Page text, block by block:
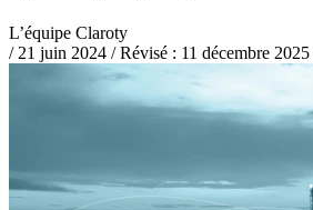
L’équipe Claroty
/ 21 juin 2024 / Révisé : 11 décembre 2025